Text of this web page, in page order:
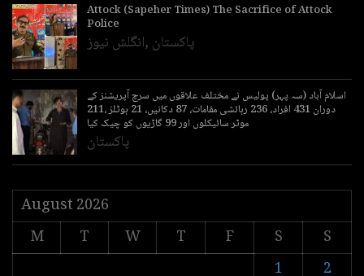
Attock (Sapeher Times) The Sacrifice of Attock
Police
انگلش نیوز, پاکستان
اسلام آباد (سہ پہر) پولیس نے مختلف علاقوں میں سرچ آپریشنز کے
دوران 431 افراد، 236 رہائشی مقامات، 87 دکانیں، 21 ہوٹلز ،211
موٹر سائیکلوں اور 99 گاڑیوں کو چیک کیا
پاکستان
August 2026
M
T W T F S
S
1
2